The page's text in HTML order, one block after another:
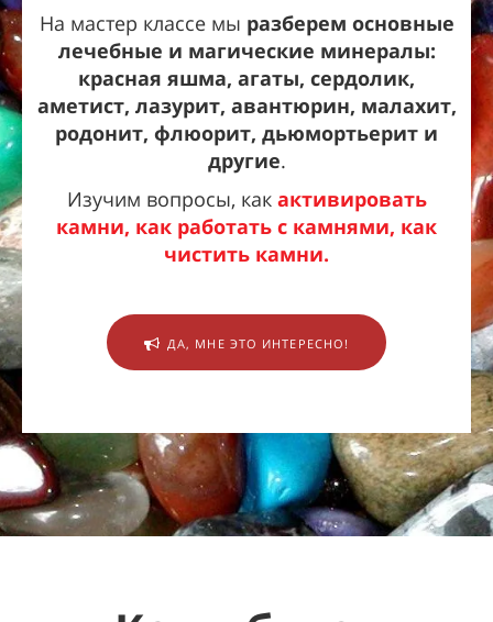
На мастер классе мы разберем основные
лечебные и магические минералы:
красная яшма, агаты, сердолик,
аметист, лазурит, авантюрин, малахит,
родонит, флюорит, дьюмортьерит и
другие.
Изучим вопросы, как активировать
камни, как работать с камнями, как
чистить камни.
ДА, МНЕ ЭТО ИНТЕРЕСНО!